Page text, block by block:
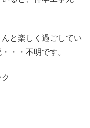
と楽しく過ごしてい
・・不明です。